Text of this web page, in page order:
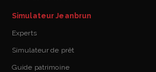
Simulateur Jeanbrun
Experts
Simulateur de prêt
Guide patrimoine